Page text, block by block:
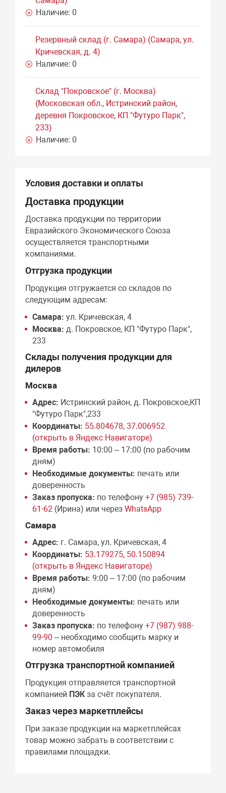
Наличие: 0
Резервный склад (г. Самара) (Самара, ул.
Кричевская, д. 4)
Наличие: 0
Склад "Покровское" (г. Москва)
(Московская обл., Истринский район,
деревня Покровское, КП "Футуро Парк",
233)
Наличие: 0
Условия доставки и оплаты
Доставка продукции
Доставка продукции по территории
Евразийского Экономического Союза
осуществляется транспортными
компаниями.
Отгрузка продукции
Продукция отгружается со складов по
следующим адресам:
Самара: ул. Кричевская, 4
Москва: д. Покровское, КП "Футуро Парк",
233
Склады получения продукции для
дилеров
Москва
Адрес: Истринский район, д. Покровское,КП
"Футуро Парк",233
Координаты: 55.804678, 37.006952
(открыть в Яндекс Навигаторе)
Время работы: 10:00 – 17:00 (по рабочим
дням)
Необходимые документы: печать или
доверенность
Заказ пропуска: по телефону+7 (985) 739-
61-62 (Ирина) или черезWhatsApp
Самара
Адрес: г. Самара, ул. Кричевская, 4
Координаты: 53.179275, 50.150894
(открыть в Яндекс Навигаторе)
Время работы: 9:00 – 17:00 (по рабочим
дням)
Необходимые документы: печать или
доверенность
Заказ пропуска: по телефону+7 (987) 988-
99-90 – необходимо сообщить марку и
номер автомобиля
Отгрузка транспортной компанией
Продукция отправляется транспортной
компанией ПЭКза счёт покупателя.
Заказ через маркетплейсы
При заказе продукции на маркетплейсах
товар можно забрать в соответствии с
правилами площадки.